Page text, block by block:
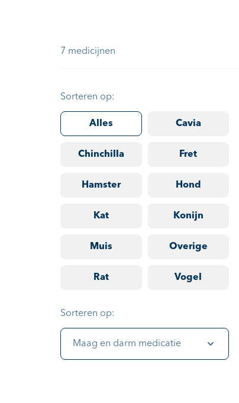
7 medicijnen
Sorteren op:
Alles Cavia
Chinchilla Fret
Hamster Hond
Kat Konijn
Muis Overige
Rat Vogel
Sorteren op:
Maag en darm medicatie